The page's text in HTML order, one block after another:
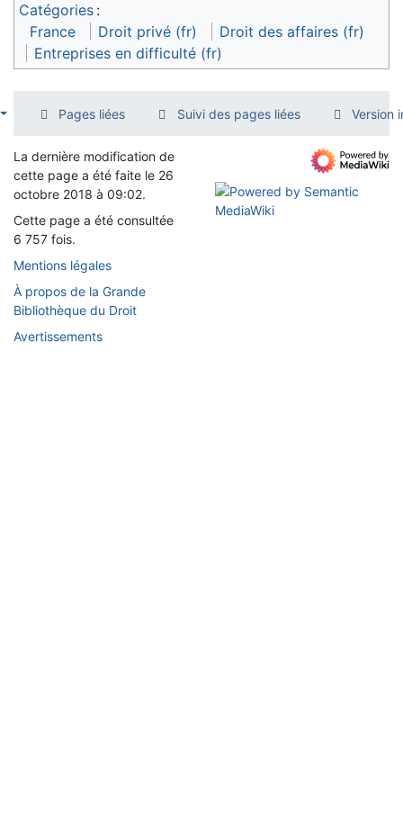
Catégories :
France
Droit privé (fr)
Droit des affaires (fr)
Entreprises en difficulté (fr)
Pages liées Suivi des pages liées Version
La dernière modification de
cette page a été faite le 26
octobre 2018 à 09:02.
Cette page a été consultée
6 757 fois.
Mentions légales
À propos de la Grande
Bibliothèque du Droit
Avertissements